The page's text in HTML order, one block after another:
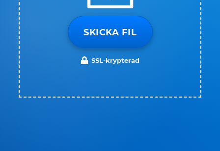
SKICKA FIL
SSL-krypterad